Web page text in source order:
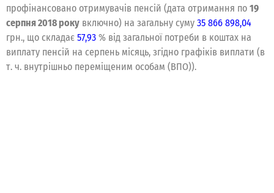
профінансовано отримувачів пенсій (дата отримання по 19
серпня 2018 року включно) на загальну суму 35 866 898,04
грн., що складає 57,93 % від загальної потреби в коштах на
виплату пенсій на серпень місяць, згідно графіків виплати (в
т. ч. внутрішньо переміщеним особам (ВПО)).